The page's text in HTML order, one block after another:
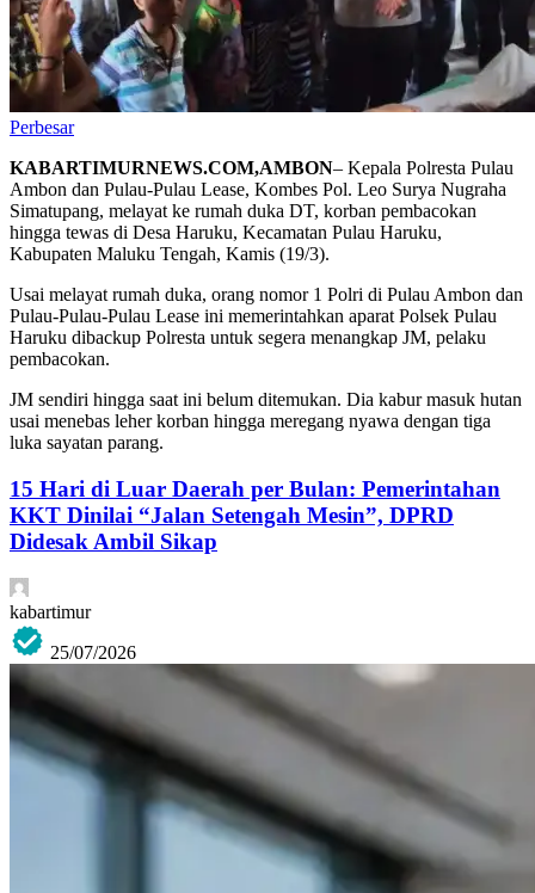
Perbesar
KABARTIMURNEWS.COM,AMBON– Kepala Polresta Pulau
Ambon dan Pulau-Pulau Lease, Kombes Pol. Leo Surya Nugraha
Simatupang, melayat ke rumah duka DT, korban pembacokan
hingga tewas di Desa Haruku, Kecamatan Pulau Haruku,
Kabupaten Maluku Tengah, Kamis (19/3).
Usai melayat rumah duka, orang nomor 1 Polri di Pulau Ambon dan
Pulau-Pulau-Pulau Lease ini memerintahkan aparat Polsek Pulau
Haruku dibackup Polresta untuk segera menangkap JM, pelaku
pembacokan.
JM sendiri hingga saat ini belum ditemukan. Dia kabur masuk hutan
usai menebas leher korban hingga meregang nyawa dengan tiga
luka sayatan parang.
15 Hari di Luar Daerah per Bulan: Pemerintahan
KKT Dinilai “Jalan Setengah Mesin”, DPRD
Didesak Ambil Sikap
kabartimur
25/07/2026